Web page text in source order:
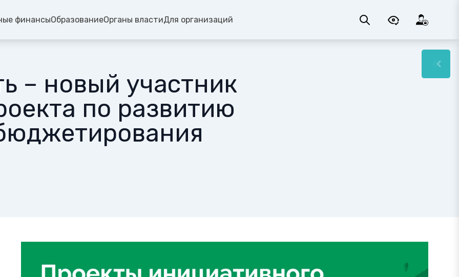
финансыОбразованиеОрганы властиДля организаций
– новый участник
по развитию